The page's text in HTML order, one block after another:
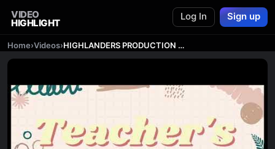
VIDEO
HIGHLIGHT
Log In Sign up
Home›Videos› HIGHLANDERS PRODUCTION SM SAINS MUZAFFAR SYAH MELAKA - GYCC 2023